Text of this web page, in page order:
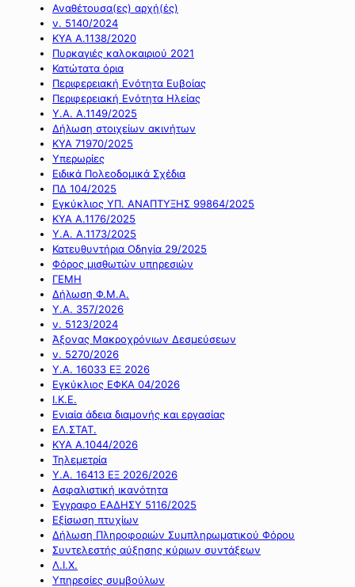
Αναθέτουσα(ες) αρχή(ές)
ν. 5140/2024
ΚΥΑ Α.1138/2020
Πυρκαγιές καλοκαιριού 2021
Κατώτατα όρια
Περιφερειακή Ενότητα Ευβοίας
Περιφερειακή Ενότητα Ηλείας
Υ.Α. Α.1149/2025
Δήλωση στοιχείων ακινήτων
ΚΥΑ 71970/2025
Υπερωρίες
Ειδικά Πολεοδομικά Σχέδια
ΠΔ 104/2025
Εγκύκλιος ΥΠ. ΑΝΑΠΤΥΞΗΣ 99864/2025
ΚΥΑ Α.1176/2025
Υ.Α. Α.1173/2025
Κατευθυντήρια Οδηγία 29/2025
Φόρος μισθωτών υπηρεσιών
ΓΕΜΗ
Δήλωση Φ.Μ.Α.
Υ.Α. 357/2026
ν. 5123/2024
Άξονας Μακροχρόνιων Δεσμεύσεων
ν. 5270/2026
Υ.Α. 16033 ΕΞ 2026
Εγκύκλιος ΕΦΚΑ 04/2026
Ι.Κ.Ε.
Ενιαία άδεια διαμονής και εργασίας
ΕΛ.ΣΤΑΤ.
ΚΥΑ Α.1044/2026
Τηλεμετρία
Υ.Α. 16413 ΕΞ 2026/2026
Ασφαλιστική ικανότητα
Έγγραφο ΕΑΔΗΣΥ 5116/2025
Εξίσωση πτυχίων
Δήλωση Πληροφοριών Συμπληρωματικού Φόρου
Συντελεστής αύξησης κύριων συντάξεων
Λ.Ι.Χ.
Υπηρεσίες συμβούλων